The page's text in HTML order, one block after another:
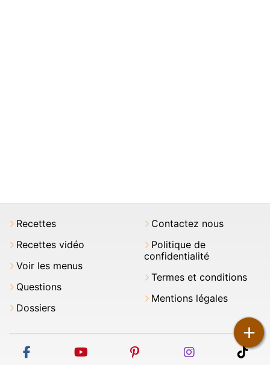
+
Recettes
Recettes vidéo
Voir les menus
Questions
Dossiers
Contactez nous
Politique de
confidentialité
Termes et conditions
Mentions légales
facebook youtube pinterest instagram